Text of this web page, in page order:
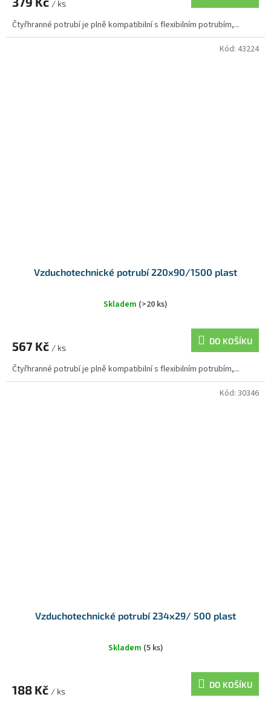
/ ks
Čtyřhranné potrubí je plně kompatibilní s flexibilním potrubím,...
Vzduchotechnické potrubí 220x90/1500 plast
Skladem (>20 ks)
567 Kč / ks
DO KOŠÍKU
Čtyřhranné potrubí je plně kompatibilní s flexibilním potrubím,...
Kód: 43224
Vzduchotechnické potrubí 234x29/ 500 plast
Skladem (5 ks)
188 Kč / ks
DO KOŠÍKU
Kód: 30346